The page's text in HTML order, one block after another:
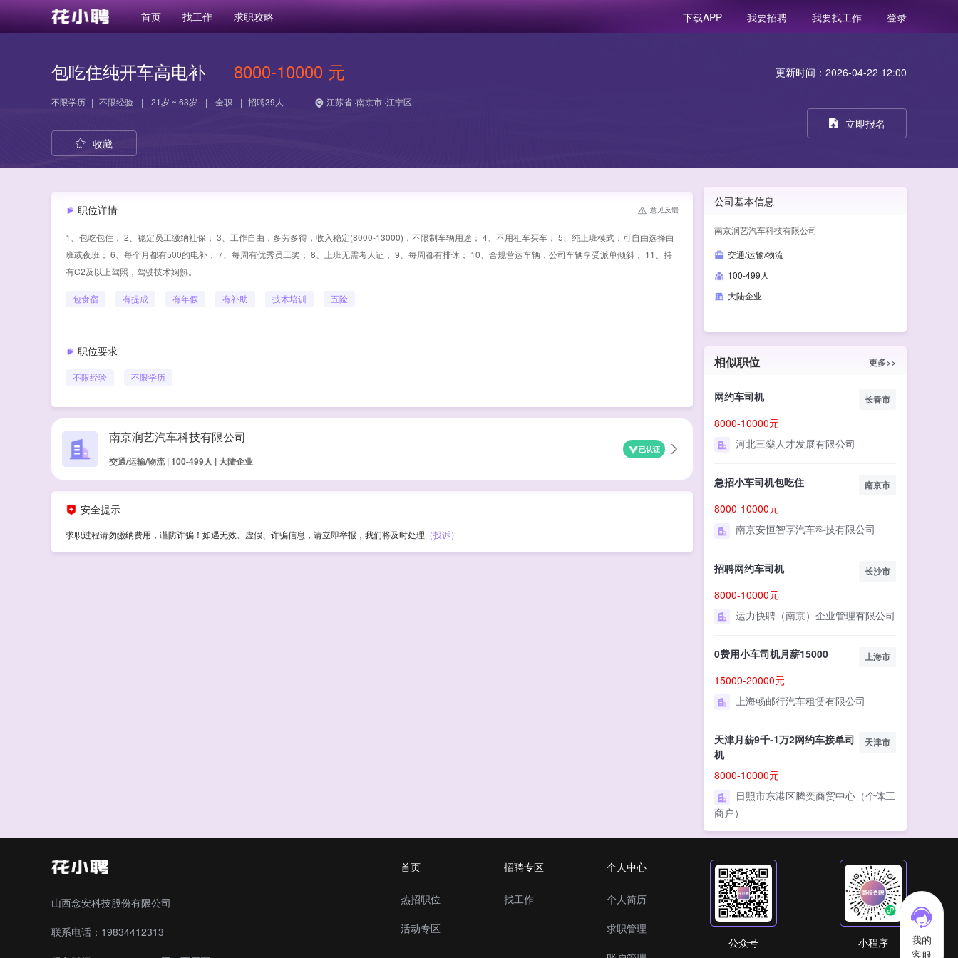
首页 找工作 求职攻略 下载APP 我要招聘 我要找工作 登录
我的
客服
包吃住纯开车高电补 8000-10000 元
不限学历 | 不限经验 | 21岁 ~ 63岁 | 全职 | 招聘39人 江苏省 ·南京市 ·江宁区
收藏
职位详情 意见反馈
1、包吃包住； 2、稳定员工缴纳社保； 3、工作自由，多劳多得，收入稳定(8000-13000)，不限制车辆用途； 4、不用租车买车； 5、纯上班模式：可自由选择白
班或夜班； 6、每个月都有500的电补； 7、每周有优秀员工奖； 8、上班无需考人证； 9、每周都有排休； 10、合规营运车辆，公司车辆享受派单倾斜； 11、持
有C2及以上驾照，驾驶技术娴熟。
包食宿 有提成 有年假 有补助 技术培训 五险
职位要求
不限经验 不限学历
南京润艺汽车科技有限公司
交通/运输/物流 | 100-499人 | 大陆企业
已认证
安全提示
求职过程请勿缴纳费用，谨防诈骗！如遇无效、虚假、诈骗信息，请立即举报，我们将及时处理 （投诉）
更新时间：2026-04-22 12:00
立即报名
公司基本信息
南京润艺汽车科技有限公司
交通/运输/物流
100-499人
大陆企业
相似职位 更多>>
网约车司机 长春市
8000-10000元
河北三燊人才发展有限公司
急招小车司机包吃住 南京市
8000-10000元
南京安恒智享汽车科技有限公司
招聘网约车司机 长沙市
8000-10000元
运力快聘（南京）企业管理有限公司
0费用小车司机月薪15000 上海市
15000-20000元
上海畅邮行汽车租赁有限公司
天津月薪9千-1万2网约车接单司
机
天津市
8000-10000元
日照市东港区腾奕商贸中心（个体工
商户）
山西念安科技股份有限公司
联系电话：19834412313
首页
热招职位
活动专区
招聘专区
找工作
个人中心
个人简历
求职管理
公众号 小程序